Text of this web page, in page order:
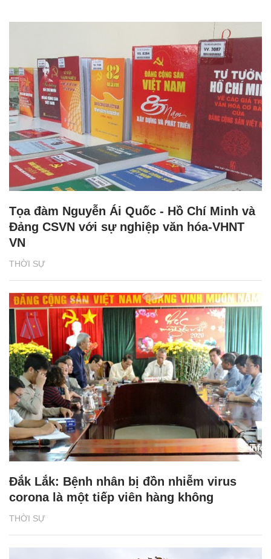
THỜI SỰ
Tọa đàm Nguyễn Ái Quốc - Hồ Chí Minh và
Đảng CSVN với sự nghiệp văn hóa-VHNT
VN
THỜI SỰ
Đắk Lắk: Bệnh nhân bị đồn nhiễm virus
corona là một tiếp viên hàng không